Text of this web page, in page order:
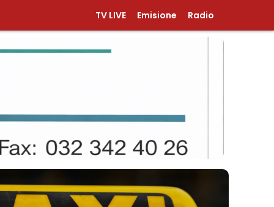
TV LIVE Emisione Radio